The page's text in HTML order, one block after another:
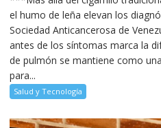
el humo de leña elevan los
Sociedad Anticancerosa de
antes de los síntomas marca la
de pulmón se mantiene como
para...
Salud y Tecnología